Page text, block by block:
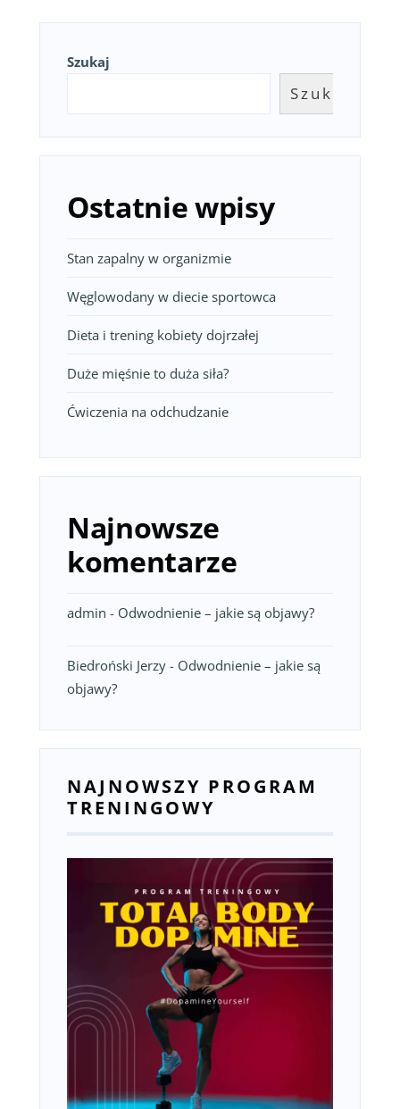
Szukaj
Szukaj
Ostatnie wpisy
Stan zapalny w organizmie
Węglowodany w diecie sportowca
Dieta i trening kobiety dojrzałej
Duże mięśnie to duża siła?
Ćwiczenia na odchudzanie
Najnowsze
komentarze
admin - Odwodnienie – jakie są objawy?
Biedroński Jerzy - Odwodnienie – jakie są
objawy?
NAJNOWSZY PROGRAM
TRENINGOWY